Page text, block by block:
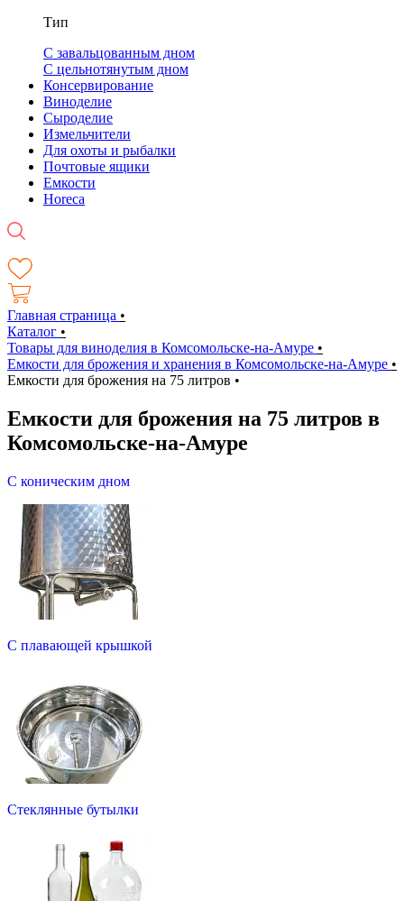
Тип
С завальцованным дном
С цельнотянутым дном
Консервирование
Виноделие
Сыроделие
Измельчители
Для охоты и рыбалки
Почтовые ящики
Емкости
Horeca
Главная страница •
Каталог •
Товары для виноделия в Комсомольске-на-Амуре •
Емкости для брожения и хранения в Комсомольске-на-Амуре •
Емкости для брожения на 75 литров •
Емкости для брожения на 75 литров в
Комсомольске-на-Амуре
С коническим дном
С плавающей крышкой
Стеклянные бутылки